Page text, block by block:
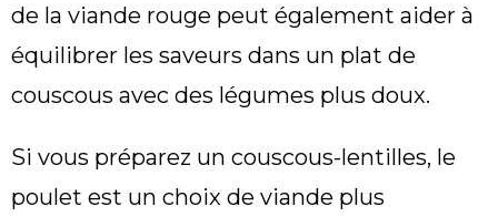
de la viande rouge peut également aider à
équilibrer les saveurs dans un plat de
couscous avec des légumes plus doux.
Si vous préparez un couscous-lentilles, le
poulet est un choix de viande plus